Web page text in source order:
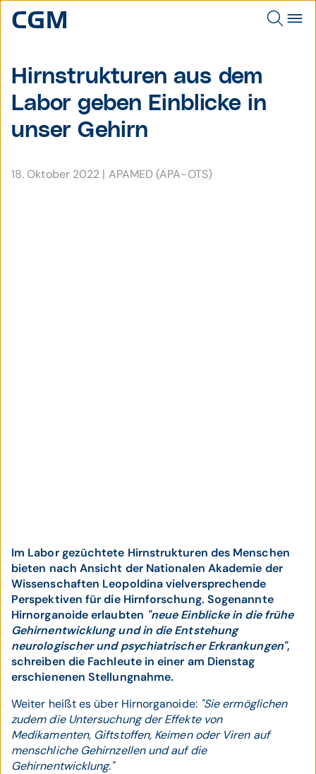
Hirn­struk­turen aus dem
Labor geben Ein­blicke in
unser Gehirn
18. Oktober 2022 | APAMED (APA-OTS)
Im Labor gezüchtete Hirnstrukturen des Menschen
bieten nach Ansicht der Nationalen Akademie der
Wissenschaften Leopoldina vielversprechende
Perspektiven für die Hirnforschung. Sogenannte
Hirnorganoide erlaubten "neue Einblicke in die frühe
Gehirnentwicklung und in die Entstehung
neurologischer und psychiatrischer Erkrankungen",
schreiben die Fachleute in einer am Dienstag
erschienenen Stellungnahme.
Weiter heißt es über Hirnorganoide:"Sie ermöglichen
zudem die Untersuchung der Effekte von
Medikamenten, Giftstoffen, Keimen oder Viren auf
menschliche Gehirnzellen und auf die
Gehirnentwicklung."